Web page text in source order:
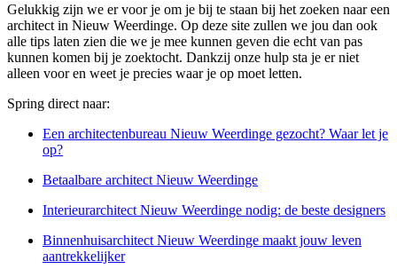
Gelukkig zijn we er voor je om je bij te staan bij het zoeken naar een
architect in Nieuw Weerdinge. Op deze site zullen we jou dan ook
alle tips laten zien die we je mee kunnen geven die echt van pas
kunnen komen bij je zoektocht. Dankzij onze hulp sta je er niet
alleen voor en weet je precies waar je op moet letten.
Spring direct naar:
Een architectenbureau Nieuw Weerdinge gezocht? Waar let je
op?
Betaalbare architect Nieuw Weerdinge
Interieurarchitect Nieuw Weerdinge nodig: de beste designers
Binnenhuisarchitect Nieuw Weerdinge maakt jouw leven
aantrekkelijker